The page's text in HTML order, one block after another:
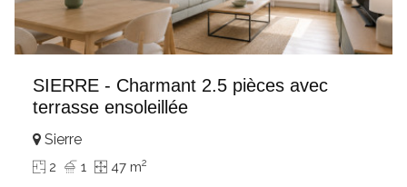
SIERRE - Charmant 2.5 pièces avec
terrasse ensoleillée
Sierre
2 1 47 m2